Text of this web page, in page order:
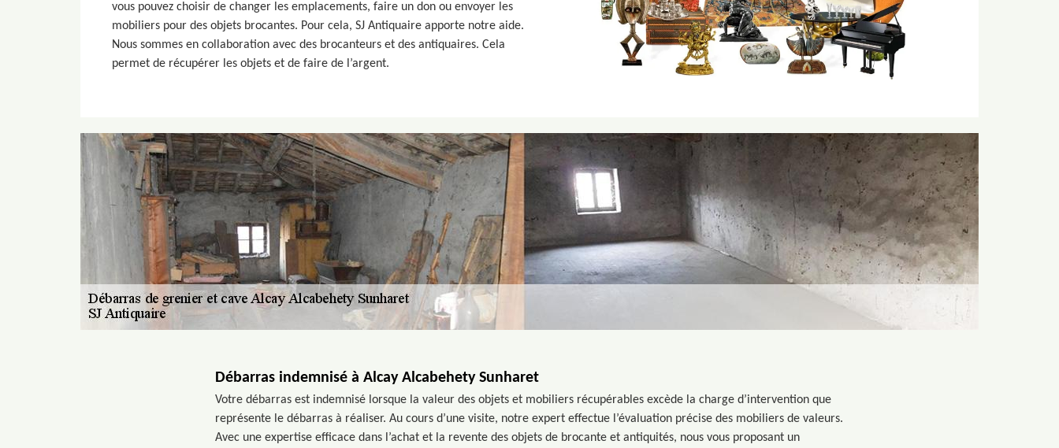
vous pouvez choisir de changer les emplacements, faire un don ou envoyer les
mobiliers pour des objets brocantes. Pour cela, SJ Antiquaire apporte notre aide.
Nous sommes en collaboration avec des brocanteurs et des antiquaires. Cela
permet de récupérer les objets et de faire de l’argent.
Débarras indemnisé à Alcay Alcabehety Sunharet
Votre débarras est indemnisé lorsque la valeur des objets et mobiliers récupérables excède la charge d’intervention que
représente le débarras à réaliser. Au cours d’une visite, notre expert effectue l’évaluation précise des mobiliers de valeurs.
Avec une expertise efficace dans l’achat et la revente des objets de brocante et antiquités, nous vous proposant un